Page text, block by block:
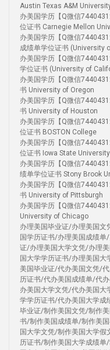
Austin Texas A&M
办美国学历【Q微信
位证书 Carnegie Mellon
办美国学历【Q微信
成绩单学位证书 (University
办美国学历【Q微信
学位证书 (University of
办美国学历【Q微信
书 University of Oregon
办美国学历【Q微信
书 University of Houston
办美国学历【Q微信
位证书 BOSTON College
办美国学历【Q微信
位证书 Iowa State University
办美国学历【Q微信
绩单学位证书 Stony Brook
办美国学历【Q微信
书 University of Pittsburgh
办美国学历【Q微信
University of Chicago
办理美国毕业证/办理美国
国学历证书/办理美国成绩
证/办理美国大学文凭/办理
国大学学历证书/办理美国
美国毕业证/代办美国文凭/
历证书/代办美国成绩单/代
办美国大学文凭/代办美国
学学历证书/代办美国大学成
毕业证/制作美国文凭/制作
书/制作美国成绩单/制作美
国大学文凭/制作美国大学
历证书/制作美国大学成绩